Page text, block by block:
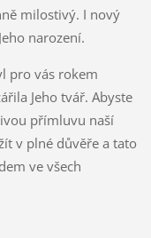
milostivý. I nový
narození.
pro vás rokem
Jeho tvář. Abyste
přímluvu naší
v plné důvěře a tato
ve všech